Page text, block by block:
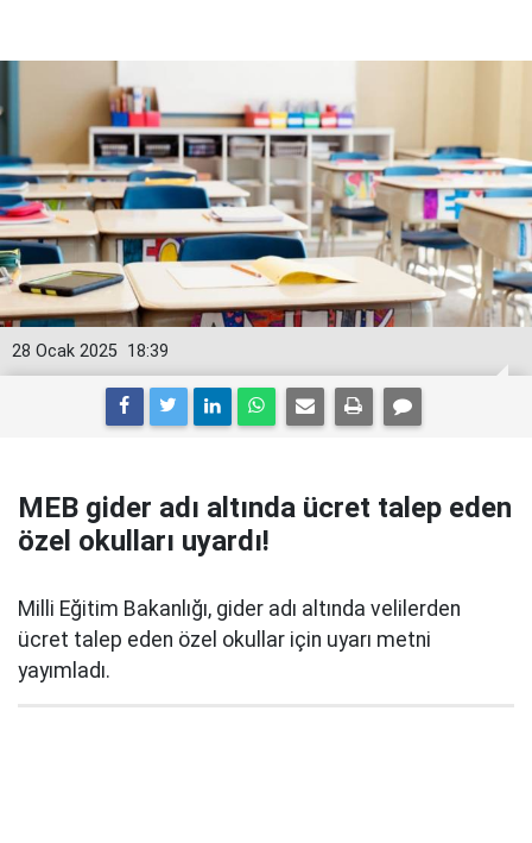
18:39
28 Ocak 2025
MEB gider adı altında ücret talep eden
özel okulları uyardı!
Milli Eğitim Bakanlığı, gider adı altında velilerden
ücret talep eden özel okullar için uyarı metni
yayımladı.